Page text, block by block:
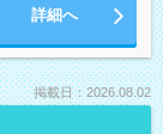
詳細へ
掲載日：2026.08.02